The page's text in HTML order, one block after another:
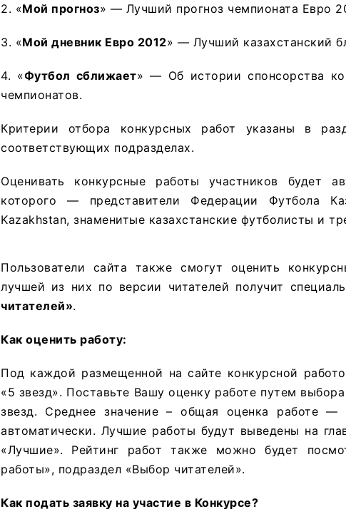
2. «Мой прогноз» — Лучший прогноз чемпионата Евро
3. «Мой дневник Евро 2012» — Лучший казахстанский
4. «Футбол сближает» — Об истории спонсорства
чемпионатов.
Критерии отбора конкурсных работ указаны в
соответствующих подразделах.
Оценивать конкурсные работы участников будет
которого — представители Федерации Футбола
Kazakhstan, знаменитые казахстанские футболисты и
Пользователи сайта также смогут оценить
лучшей из них по версии читателей получит
читателей».
Как оценить работу:
Под каждой размещенной на сайте конкурсной
«5 звезд». Поставьте Вашу оценку работе путем
звезд. Среднее значение – общая оценка работе —
автоматически. Лучшие работы будут выведены на
«Лучшие». Рейтинг работ также можно будет
работы», подраздел «Выбор читателей».
Как подать заявку на участие в Конкурсе?